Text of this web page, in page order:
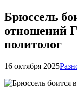
Брюссель
отношений
политолог
16 октября 2025